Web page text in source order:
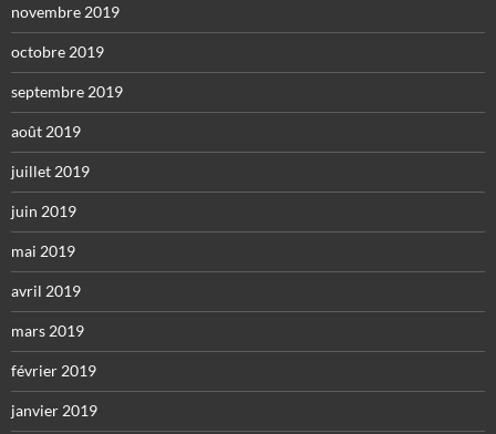
novembre 2019
octobre 2019
septembre 2019
août 2019
juillet 2019
juin 2019
mai 2019
avril 2019
mars 2019
février 2019
janvier 2019